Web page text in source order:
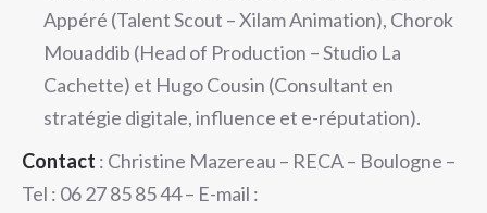
Appéré (Talent Scout – Xilam Animation), Chorok
Mouaddib (Head of Production – Studio La
Cachette) et Hugo Cousin (Consultant en
stratégie digitale, influence et e-réputation).
Contact : Christine Mazereau – RECA – Boulogne –
Tel : 06 27 85 85 44 – E-mail :